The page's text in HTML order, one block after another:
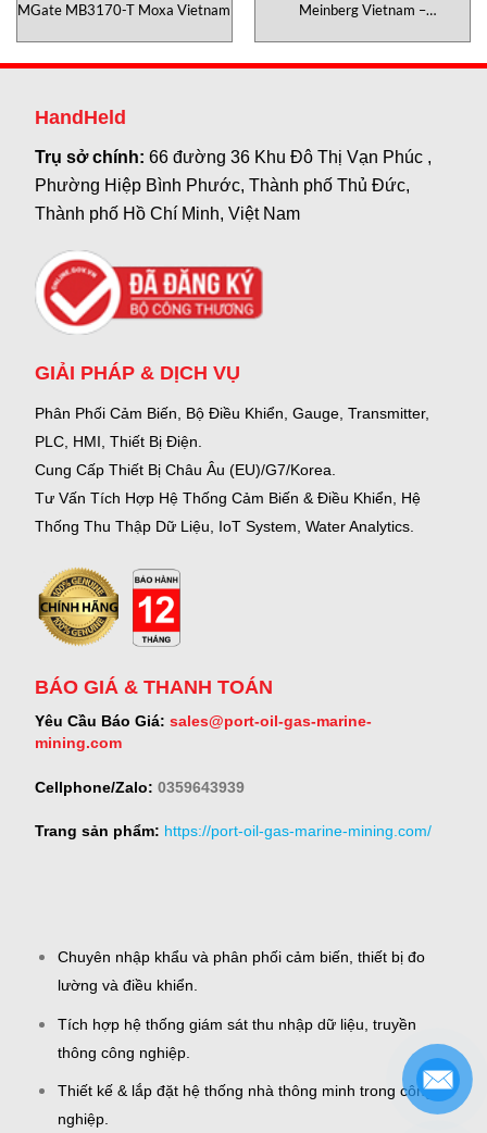
MGate MB3170-T Moxa Vietnam
Meinberg Vietnam –
hiệu Meinberg Vietnam
HandHeld
Trụ sở chính:66 đường 36 Khu Đô Thị Vạn Phúc ,
Phường Hiệp Bình Phước, Thành phố Thủ Đức,
Thành phố Hồ Chí Minh, Việt Nam
GIẢI PHÁP & DỊCH VỤ
Phân Phối Cảm Biến, Bộ Điều Khiển, Gauge, Transmitter,
PLC, HMI, Thiết Bị Điện.
Cung Cấp Thiết Bị Châu Âu (EU)/G7/Korea.
Tư Vấn Tích Hợp Hệ Thống Cảm Biến & Điều Khiển, Hệ
Thống Thu Thập Dữ Liệu, IoT System, Water Analytics.
BÁO GIÁ & THANH TOÁN
Yêu Cầu Báo Giá: sales@port-oil-gas-marine-
mining.com
Cellphone/Zalo: 0359643939
Trang sản phẩm: https://port-oil-gas-marine-mining.com/
Chuyên nhập khẩu và phân phối cảm biến, thiết bị đo
lường và điều khiển.
Tích hợp hệ thống giám sát thu nhập dữ liệu, truyền
thông công nghiệp.
Thiết kế & lắp đặt hệ thống nhà thông minh trong công
nghiệp.